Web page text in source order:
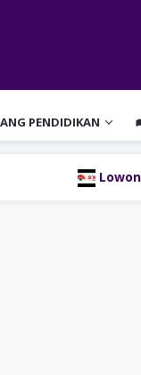
PENDIDIKAN
Lowongan Kerja